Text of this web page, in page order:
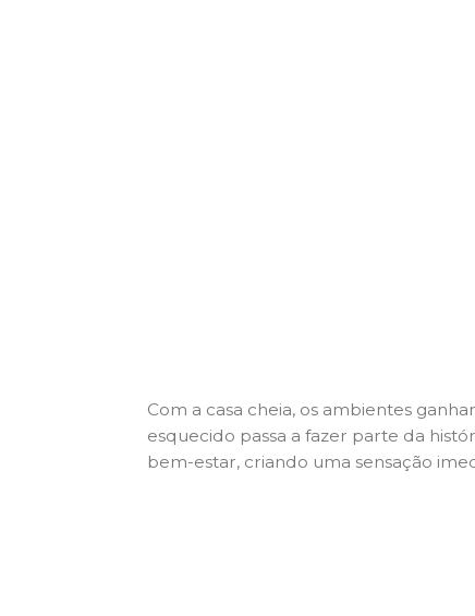
Com a casa cheia, os ambientes
esquecido passa a fazer parte da
bem-estar, criando uma sensação